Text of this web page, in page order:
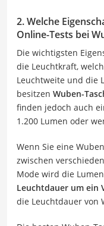
2. Welche
Online-Tests bei
Die wichtigsten
die Leuchtkraft,
Leuchtweite und die
besitzen Wuben-
finden jedoch auch
1.200 Lumen oder
Wenn Sie eine
zwischen
Mode wird die
Leuchtdauer um ein
die Leuchtdauer von